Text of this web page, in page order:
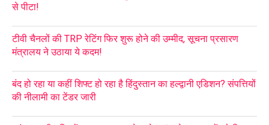
से पीटा!
टीवी चैनलों की TRP रेटिंग फिर शुरू होने की उम्मीद, सूचना प्रसारण
मंत्रालय ने उठाया ये कदम!
बंद हो रहा या कहीं शिफ्ट हो रहा है हिंदुस्तान का हल्द्वानी एडिशन? संपत्तियों
की नीलामी का टेंडर जारी